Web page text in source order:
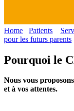
Home Patients
pour les futurs parents
Pourquoi le
Nous vous
et à vos attentes.